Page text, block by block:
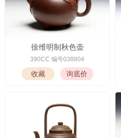
徐维明制秋色壶
390CC 编号038804